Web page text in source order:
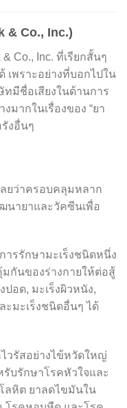
& Co., Inc.)
Co., Inc. ที่เรียกสั้นๆ
เพราะอย่างที่บอกไปใน
มีชื่อเสียงในด้านการ
มากในเรื่องของ “ยา
รังอื่นๆ
ว่าครอบคลุมหลาก
นายาและวัคซีนเพื่อ
รรักษามะเร็งชนิดหนึ่ง
กันของร่างกายให้ต่อสู้
ปอด, มะเร็งผิวหนัง,
ะมะเร็งชนิดอื่นๆ ได้
วรัสอย่างไข้หวัดใหญ่
รับรักษาโรคหัวใจและ
ลหิต ยาลดไขมันใน